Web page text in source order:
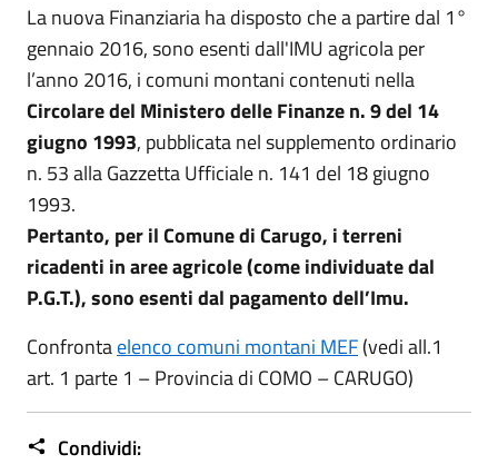
La nuova Finanziaria ha disposto che a partire dal 1°
gennaio 2016, sono esenti dall'IMU agricola per
l’anno 2016, i comuni montani contenuti nella
Circolare del Ministero delle Finanze n. 9 del 14
giugno 1993, pubblicata nel supplemento ordinario
n. 53 alla Gazzetta Ufficiale n. 141 del 18 giugno
1993.
Pertanto, per il Comune di Carugo, i terreni
ricadenti in aree agricole (come individuate dal
P.G.T.), sono esenti dal pagamento dell’Imu.
Confrontaelenco comuni montani MEF(vedi all.1
art. 1 parte 1 – Provincia di COMO – CARUGO)
Condividi: